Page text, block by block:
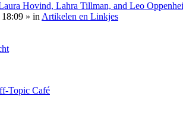
Hovind, Lahra Tillman, and Leo
» in Artikelen en Linkjes
Topic Café